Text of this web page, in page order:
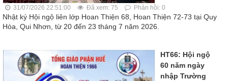
31/07/2026 22:51:00 Đã xem: 75 Phản hồi: 0
Nhật ký Hội ngộ liên lớp Hoan Thiện 68, Hoan Thiện 72-73 tại Quy
Hòa, Qui Nhơn, từ 20 đến 23 tháng 7 năm 2026.
HT66: Hội ngộ
60 năm ngày
nhập Trường